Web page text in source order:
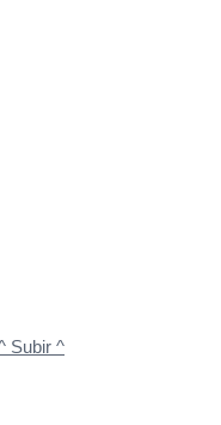
Subir ^